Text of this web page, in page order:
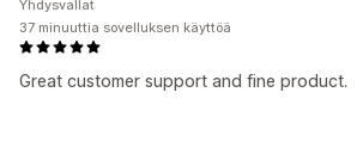
Great customer support and fine product.
Yhdysvallat
37 minuuttia sovelluksen käyttöä